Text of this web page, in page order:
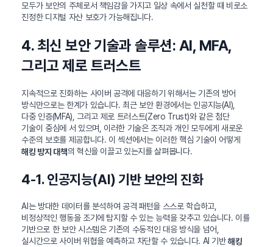
모두가 보안의 주체로서 책임감을 가지고 일상 속에서 실천할 때 비로소
진정한 디지털 자산 보호가 가능해집니다.
4. 최신 보안 기술과 솔루션: AI, MFA,
그리고 제로 트러스트
지속적으로 진화하는 사이버 공격에 대응하기 위해서는 기존의 방어
방식만으로는 한계가 있습니다. 최근 보안 환경에서는 인공지능(AI),
다중 인증(MFA), 그리고 제로 트러스트(Zero Trust)와 같은 첨단
기술이 중심에 서 있으며, 이러한 기술은 조직과 개인 모두에게 새로운
수준의 보호를 제공합니다. 이 섹션에서는 이러한 핵심 기술이 어떻게
해킹 방지 대책의 혁신을 이끌고 있는지를 살펴봅니다.
4-1. 인공지능(AI) 기반 보안의 진화
AI는 방대한 데이터를 분석하여 공격 패턴을 스스로 학습하고,
비정상적인 행동을 조기에 탐지할 수 있는 능력을 갖추고 있습니다. 이를
기반으로 한 보안 시스템은 기존의 수동적인 대응 방식을 넘어,
실시간으로 사이버 위협을 예측하고 차단할 수 있습니다. AI 기반해킹